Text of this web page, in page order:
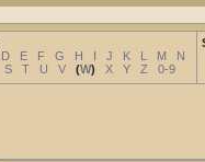
D E F G H I J K L M
N
S T U V (W) X Y Z 0-9